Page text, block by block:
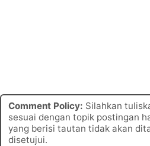
Comment Policy: Silahkan
sesuai dengan topik postingan
yang berisi tautan tidak akan
disetujui.